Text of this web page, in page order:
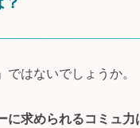
はないでしょうか。
に求められるコミュ